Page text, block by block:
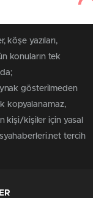
köşe yazıları,
konuların tek
gösterilmeden
kopyalanamaz,
kişi/kişiler için yasal
tercih